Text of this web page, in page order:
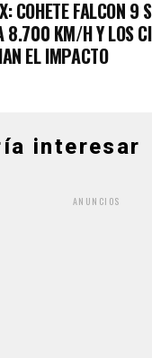
COHETE FALCON 9
8.700 KM/H Y LOS
EL IMPACTO
interesar
ANUNCIOS